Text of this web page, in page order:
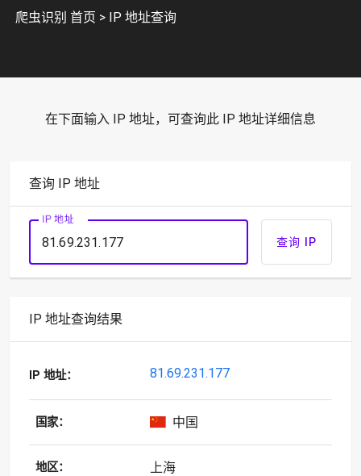
爬虫识别 首页 > IP 地址查询
在下面输入 IP 地址，可查询此 IP 地址详细信息
查询 IP 地址
IP 地址
查询 IP
IP 地址查询结果
IP 地址： 81.69.231.177
国家： 中国
地区： 上海